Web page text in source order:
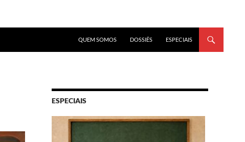
QUEM SOMOS
DOSSIÊS ESPECIAIS
ESPECIAIS